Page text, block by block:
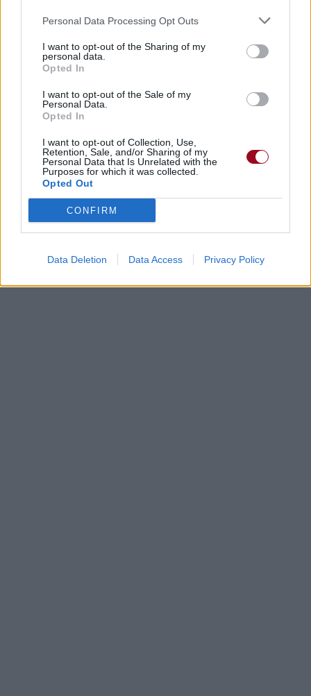
Personal Data Processing Opt Outs
I want to opt-out of the Sharing of my
personal data.
Opted In
I want to opt-out of the Sale of my
Personal Data.
Opted In
I want to opt-out of Collection, Use,
Retention, Sale, and/or Sharing of my
Personal Data that Is Unrelated with the
Purposes for which it was collected.
Opted Out
CONFIRM
Data Deletion Data Access Privacy Policy